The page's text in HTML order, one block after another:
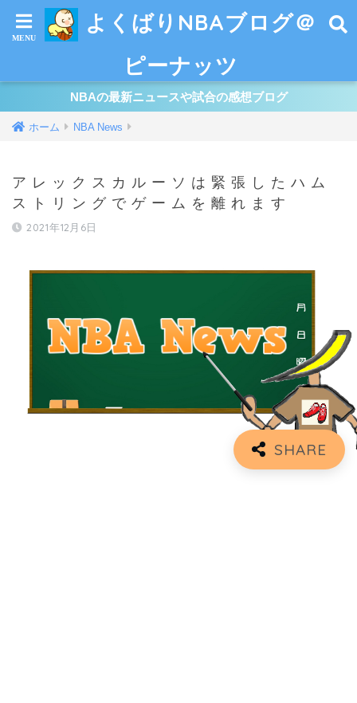
よくばりNBAブログ＠
ピーナッツ
NBAの最新ニュースや試合の感想ブログ
ホーム NBA News
アレックスカルーソは緊張したハム
ストリングでゲームを離れます
2021年12月6日